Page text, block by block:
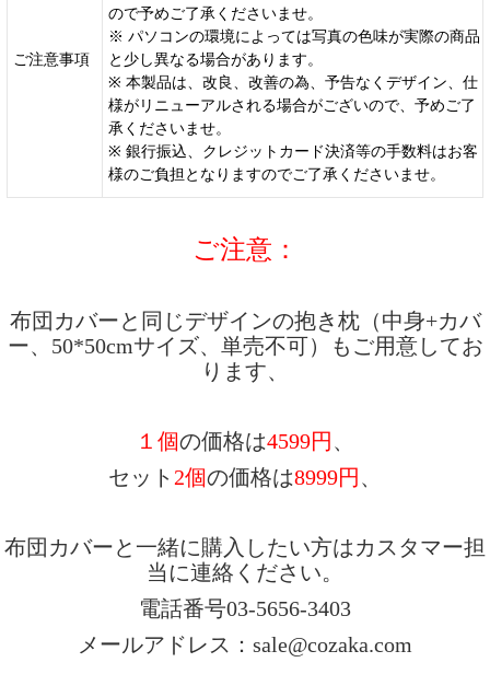
ご注意事項
ので予めご了承くださいませ。
※ パソコンの環境によっては写真の色味が実際の商品
と少し異なる場合があります。
※ 本製品は、改良、改善の為、予告なくデザイン、仕
様がリニューアルされる場合がございので、予めご了
承くださいませ。
※ 銀行振込、クレジットカード決済等の手数料はお客
様のご負担となりますのでご了承くださいませ。
ご注意：
布団カバーと同じデザインの抱き枕（中身+カバ
ー、50*50cmサイズ、単売不可）もご用意してお
ります、
１個の価格は4599円 、
セット 2個の価格は8999円 、
布団カバーと一緒に購入したい方はカスタマー担
当に連絡ください。
電話番号03-5656-3403
メールアドレス：sale@cozaka.com